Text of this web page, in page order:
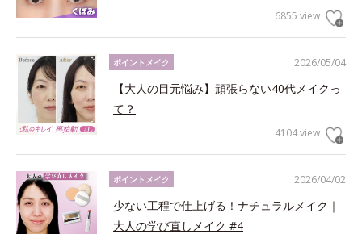
6855 view
2026/05/04
ポイントメイク
【大人の目元悩み】頑張らない40代メイクっ
て？
4104 view
2026/04/02
ポイントメイク
少ない工程で仕上げる！ナチュラルメイク｜
大人の学び直しメイク #4